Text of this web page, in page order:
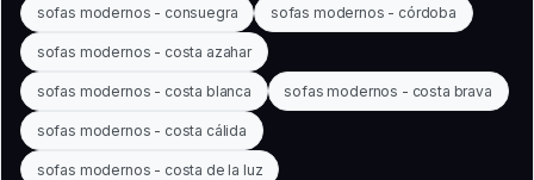
sofas modernos - consuegra sofas modernos - córdoba
sofas modernos - costa azahar
sofas modernos - costa blanca sofas modernos - costa brava
sofas modernos - costa cálida
sofas modernos - costa de la luz